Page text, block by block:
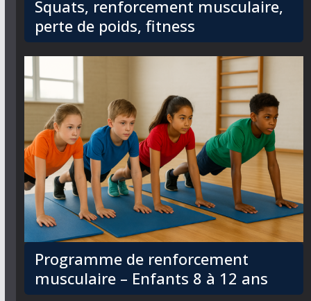
Squats, renforcement musculaire,
perte de poids, fitness
Programme de renforcement
musculaire – Enfants 8 à 12 ans